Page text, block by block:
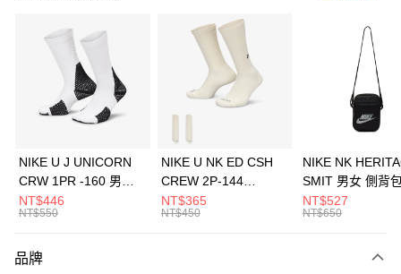
3 期 0 利率 每期 21家銀行
合作金庫商業銀行
第一商業銀行
華南商業銀行
彰化商業銀行
上海商業儲蓄銀行
元大商業銀行
台灣樂天信用卡公司
Apple Pay
全盈+PAY
AFTEE先享後付
【關於「AFTEE先享後付」】
NIKE U J UNICORN
CRW 1PR -160 男女
中統襪 FZ3393100
NT$446
NT$550
NIKE U NK ED CSH
CREW 2P-144
EMBRDY 男女 短統襪
FZ3073133
NT$365
NT$450
NIKE NK
SMIT 男女 側背
BA5871010
NT$527
NT$650
品牌